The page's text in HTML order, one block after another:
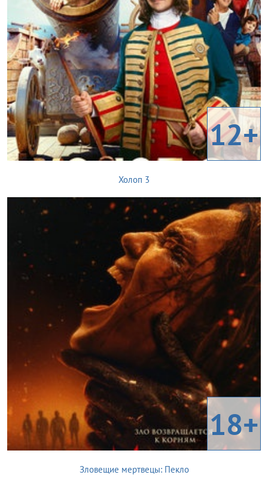
12+
Холоп 3
18+
Зловещие мертвецы: Пекло